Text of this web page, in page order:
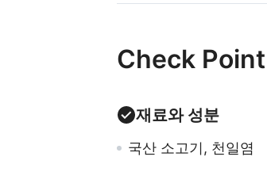
Check Point
재료와 성분
국산 소고기, 천일염